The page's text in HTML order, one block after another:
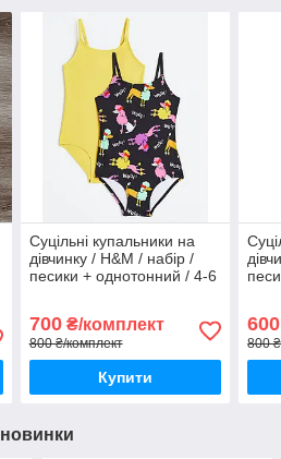
Суцільні купальники на
дівчинку / H&M / набір /
песики + однотонний / 4-6
700₴/комплект
800 ₴/комплект
Купити
600
800
новинки